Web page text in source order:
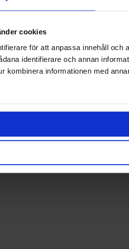
cookies
för att anpassa innehåll
identifierare och annan
kombinera informationen med